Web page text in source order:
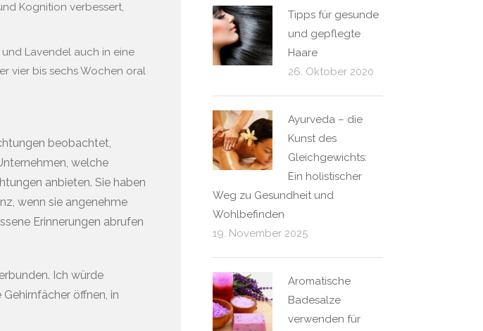
Kognition verbessert,
Lavendel auch in eine
vier bis sechs Wochen oral
beobachtet,
welche
anbieten. Sie haben
wenn sie angenehme
Erinnerungen abrufen
Ich würde
öffnen, in
Tipps für gesunde
und gepflegte
Haare
26. Oktober 2020
Ayurveda – die
Kunst des
Gleichgewichts:
Ein holistischer
Weg zu Gesundheit und
Wohlbefinden
19. November 2025
Aromatische
Badesalze
verwenden für